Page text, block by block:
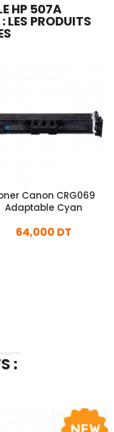
HP 507A
PRODUITS
Canon CRG069
Adaptable Cyan
64,000 DT
: